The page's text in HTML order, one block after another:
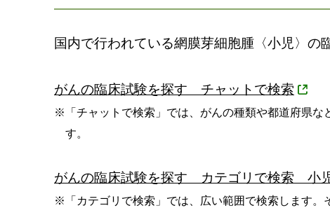
国内で行われている網膜芽細胞腫〈小児〉の
がんの臨床試験を探す チャットで検索
※
「チャットで検索」では、がんの種類や都道府県
す。
がんの臨床試験を探す カテゴリで検索 小
※
「カテゴリで検索」では、広い範囲で検索します